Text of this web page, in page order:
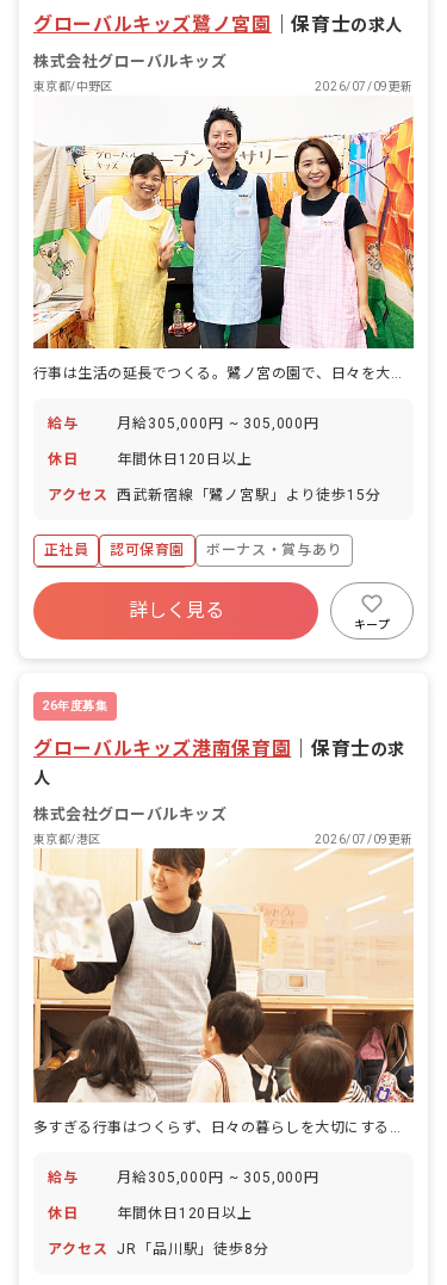
グローバルキッズ鷺ノ宮園 ｜保育士の求人
株式会社グローバルキッズ
東京都/中野区 2026/07/09更新
行事は生活の延長でつくる。鷺ノ宮の園で、日々を大切に保育をする仕事。
給与 月給305,000円 ~ 305,000円
休日 年間休日120日以上
アクセス 西武新宿線「鷺ノ宮駅」より徒歩15分
正社員 認可保育園
ボーナス・賞与あり
年間休日120日以上
寮・住宅・家賃補助あり
社会保険完備
詳しく見る
キープ
26年度募集
グローバルキッズ港南保育園 保育士の求
人
株式会社グローバルキッズ
東京都/港区 2026/07/09更新
多すぎる行事はつくらず、日々の暮らしを大切にする。品川駅徒歩8分の認可保育園です。
給与 月給305,000円 ~ 305,000円
休日 年間休日120日以上
アクセス JR「品川駅」徒歩8分